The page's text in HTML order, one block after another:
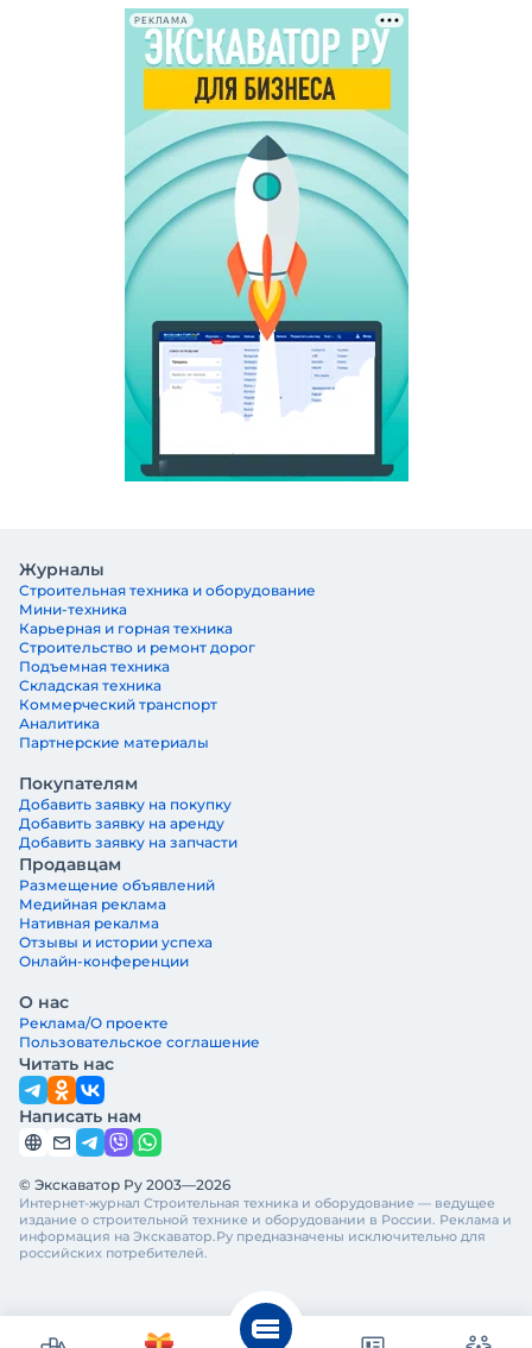
РЕКЛАМА
Журналы
Строительная техника и оборудование
Мини-техника
Карьерная и горная техника
Строительство и ремонт дорог
Подъемная техника
Складская техника
Коммерческий транспорт
Аналитика
Партнерские материалы
Покупателям
Добавить заявку на покупку
Добавить заявку на аренду
Добавить заявку на запчасти
Продавцам
Размещение объявлений
Медийная реклама
Нативная рекалма
Отзывы и истории успеха
Онлайн-конференции
О нас
Реклама/О проекте
Пользовательское соглашение
Читать нас
Написать нам
© Экскаватор Ру 2003—2026
Интернет-журнал Строительная техника и оборудование — ведущее
издание о строительной технике и оборудовании в России. Реклама и
информация на Экскаватор.Ру предназначены исключительно для
российских потребителей.